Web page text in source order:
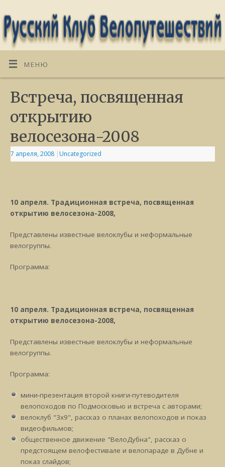
МЕНЮ
Встреча, посвященная
открытию
велосезона-2008
7 апреля, 2008 | Uncategorized
10 апреля. Традиционная встреча, посвященная
открытию велосезона-2008,
Представлены известные велоклубы и неформальные
велогруппы.
Программа:
10 апреля. Традиционная встреча, посвященная
открытию велосезона-2008,
Представлены известные велоклубы и неформальные
велогруппы.
Программа:
мини-презентация второй книги-путеводителя
велопоходов по Подмосковью и встреча с авторами;
велоклуб "3х9", рассказ о планах велопоходов и показ
видеофильмов;
общественное движение "ВелоДубна", рассказ о
предстоящем велофестивале и велопараде в Дубне и
показ слайдов;